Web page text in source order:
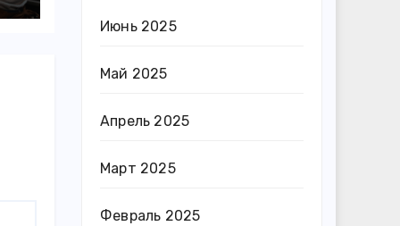
Июнь 2025
Май 2025
Апрель 2025
Март 2025
Февраль 2025